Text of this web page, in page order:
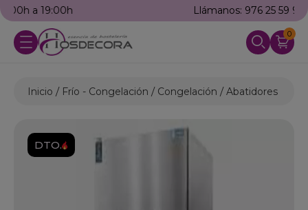
Llámanos: 976 25 59 91
0
Inicio Frío - Congelación Congelación Abatidores de
DTO.